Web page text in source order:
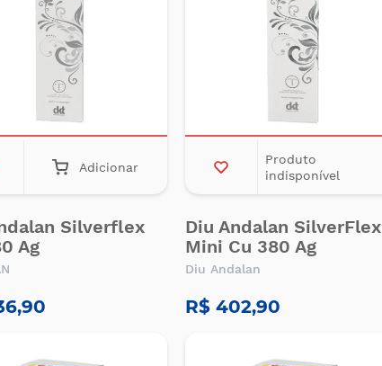
Adicionar
Silverflex
Ag
Produto
indisponível
Diu Andalan SilverFlex
Mini Cu 380 Ag
Diu Andalan
R$ 402,90